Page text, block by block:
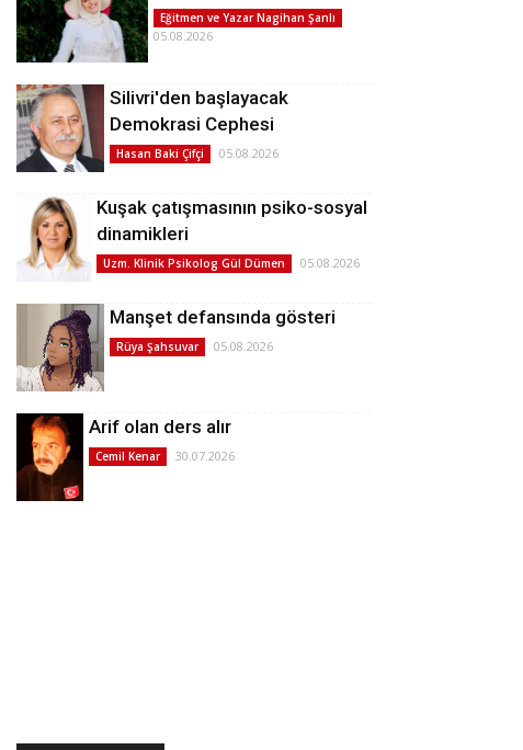
Eğitmen ve Yazar Nagihan Şanlı
05.08.2026
Silivri'den başlayacak
Demokrasi Cephesi
Hasan Baki Çifçi 05.08.2026
Kuşak çatışmasının psiko-sosyal
dinamikleri
Uzm. Klinik Psikolog Gül Dümen 05.08.2026
Manşet defansında gösteri
Rüya Şahsuvar 05.08.2026
Arif olan ders alır
Cemil Kenar 30.07.2026